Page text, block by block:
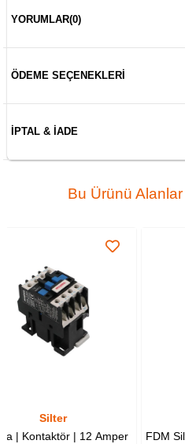
YORUMLAR(0)
ÖDEME SEÇENEKLERI
İPTAL & İADE
Bu Ürünü Alanlar
FDM Silter Sessiz Pedal